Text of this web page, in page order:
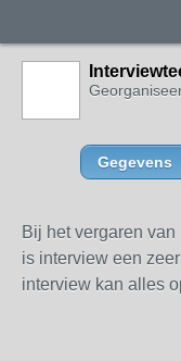
Gegevens
Bij het vergaren
is interview een
interview kan alles